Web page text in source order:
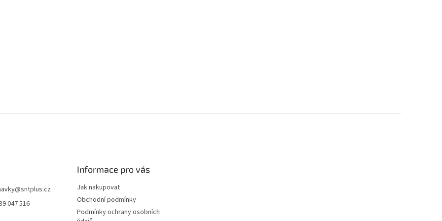
@sntplus.cz
047 516
Informace pro vás
Jak nakupovat
Obchodní podmínky
Podmínky ochrany osobních